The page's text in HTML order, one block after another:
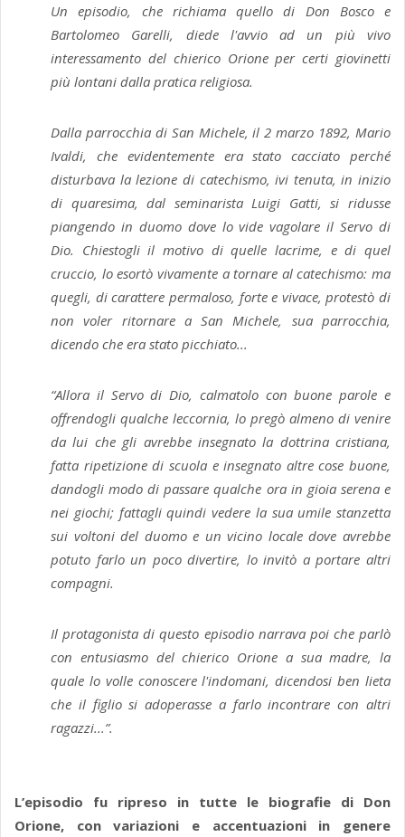
Un episodio, che richiama quello di Don Bosco e
Bartolomeo Garelli, diede l'avvio ad un più vivo
interessamento del chierico Orione per certi giovinetti
più lontani dalla pratica religiosa.
Dalla parrocchia di San Michele, il 2 marzo 1892, Mario
Ivaldi, che evidentemente era stato cacciato perché
disturbava la lezione di catechismo, ivi tenuta, in inizio
di quaresima, dal seminarista Luigi Gatti, si ridusse
piangendo in duomo dove lo vide vagolare il Servo di
Dio. Chiestogli il motivo di quelle lacrime, e di quel
cruccio, lo esortò vivamente a tornare al catechismo: ma
quegli, di carattere permaloso, forte e vivace, protestò di
non voler ritornare a San Michele, sua parrocchia,
dicendo che era stato picchiato...
“Allora il Servo di Dio, calmatolo con buone parole e
offrendogli qualche leccornia, lo pregò almeno di venire
da lui che gli avrebbe insegnato la dottrina cristiana,
fatta ripetizione di scuola e insegnato altre cose buone,
dandogli modo di passare qualche ora in gioia serena e
nei giochi; fattagli quindi vedere la sua umile stanzetta
sui voltoni del duomo e un vicino locale dove avrebbe
potuto farlo un poco divertire, lo invitò a portare altri
compagni.
Il protagonista di questo episodio narrava poi che parlò
con entusiasmo del chierico Orione a sua madre, la
quale lo volle conoscere l'indomani, dicendosi ben lieta
che il figlio si adoperasse a farlo incontrare con altri
ragazzi...”.
L’episodio fu ripreso in tutte le biografie di Don
Orione, con variazioni e accentuazioni in genere